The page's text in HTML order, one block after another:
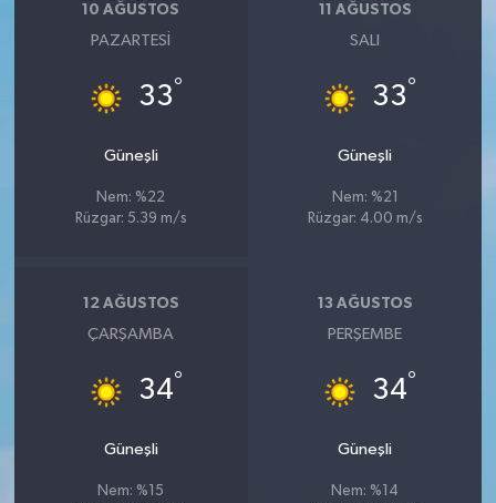
10 AĞUSTOS
PAZARTESI
33°
Güneşli
Nem: %22
Rüzgar: 5.39 m/s
11 AĞUSTOS
SALI
33°
Güneşli
Nem: %21
Rüzgar: 4.00 m/s
12 AĞUSTOS
ÇARŞAMBA
34°
Güneşli
Nem: %15
13 AĞUSTOS
PERŞEMBE
34°
Güneşli
Nem: %14